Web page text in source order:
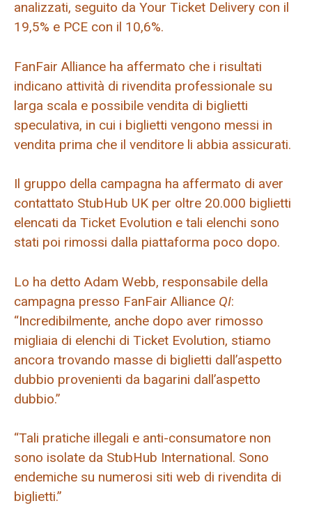
analizzati, seguito da Your Ticket Delivery con il
19,5% e PCE con il 10,6%.
FanFair Alliance ha affermato che i risultati
indicano attività di rivendita professionale su
larga scala e possibile vendita di biglietti
speculativa, in cui i biglietti vengono messi in
vendita prima che il venditore li abbia assicurati.
Il gruppo della campagna ha affermato di aver
contattato StubHub UK per oltre 20.000 biglietti
elencati da Ticket Evolution e tali elenchi sono
stati poi rimossi dalla piattaforma poco dopo.
Lo ha detto Adam Webb, responsabile della
campagna presso FanFair Alliance QI:
“Incredibilmente, anche dopo aver rimosso
migliaia di elenchi di Ticket Evolution, stiamo
ancora trovando masse di biglietti dall’aspetto
dubbio provenienti da bagarini dall’aspetto
dubbio.”
“Tali pratiche illegali e anti-consumatore non
sono isolate da StubHub International. Sono
endemiche su numerosi siti web di rivendita di
biglietti.”